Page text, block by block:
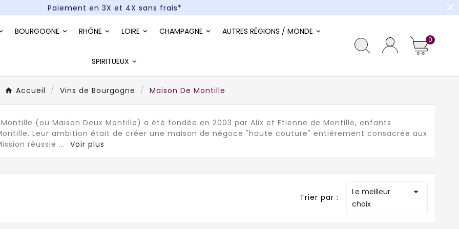
Paiement en 3X et 4X sans frais*
close
BOURGOGNE RHÔNE LOIRE CHAMPAGNE AUTRES RÉGIONS / MONDE
SPIRITUEUX
0
Accueil Vins de Bourgogne Maison De Montille
Montille (ou Maison Deux Montille) a été fondée en 2003 par Alix et Etienne de Montille, enfants
Leur ambition était de créer une maison de négoce "haute couture" entièrement consacrée aux
réussie ...Voir plus
Trier par :
Le meilleur
choix
